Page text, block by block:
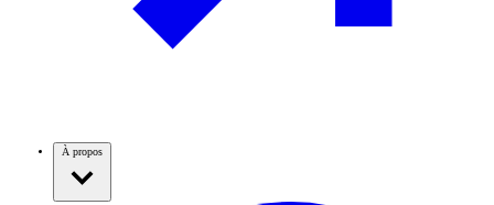
À propos